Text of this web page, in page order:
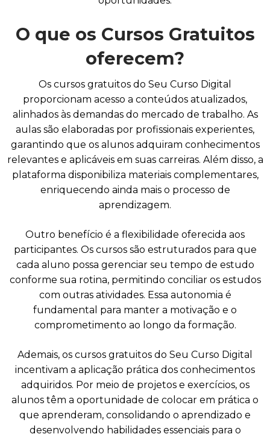
O que os Cursos Gratuitos
oferecem?
Os cursos gratuitos do Seu Curso Digital
proporcionam acesso a conteúdos atualizados,
alinhados às demandas do mercado de trabalho. As
aulas são elaboradas por profissionais experientes,
garantindo que os alunos adquiram conhecimentos
relevantes e aplicáveis em suas carreiras. Além disso, a
plataforma disponibiliza materiais complementares,
enriquecendo ainda mais o processo de
aprendizagem.
Outro benefício é a flexibilidade oferecida aos
participantes. Os cursos são estruturados para que
cada aluno possa gerenciar seu tempo de estudo
conforme sua rotina, permitindo conciliar os estudos
com outras atividades. Essa autonomia é
fundamental para manter a motivação e o
comprometimento ao longo da formação.
Ademais, os cursos gratuitos do Seu Curso Digital
incentivam a aplicação prática dos conhecimentos
adquiridos. Por meio de projetos e exercícios, os
alunos têm a oportunidade de colocar em prática o
que aprenderam, consolidando o aprendizado e
desenvolvendo habilidades essenciais para o